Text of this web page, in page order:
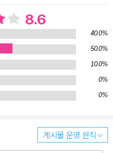
짜임새 있는 답변 가능 5. 어
변 아이디어 & 표현 사전’ 수록
할 수 있도록 각 주제별 아이디
험장
운 상황에서
AL 등급 달성 가능 8. ‘온라
8.6
40.0%
50.0%
10.0%
0%
0%
게시물 운영 원칙